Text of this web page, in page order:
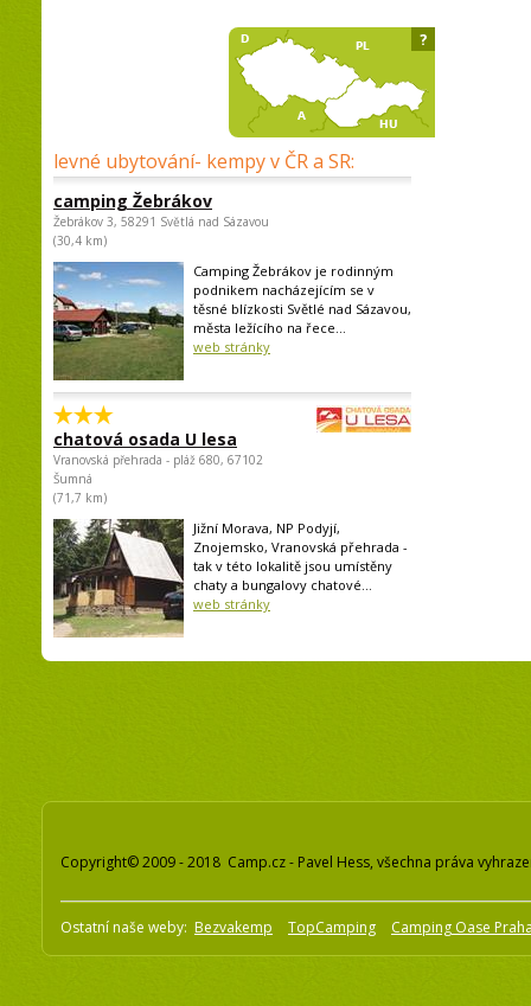
levné ubytování- kempy v ČR a SR:
camping Žebrákov
Žebrákov 3, 58291 Světlá nad Sázavou
(30,4 km)
Camping Žebrákov je rodinným
podnikem nacházejícím se v
těsné blízkosti Světlé nad Sázavou,
města ležícího na řece...
web stránky
chatová osada U lesa
Vranovská přehrada - pláž 680, 67102
Šumná
(71,7 km)
Jižní Morava, NP Podyjí,
Znojemsko, Vranovská přehrada -
tak v této lokalitě jsou umístěny
chaty a bungalovy chatové...
web stránky
?
Copyright© 2009 - 2018 Camp.cz - Pavel Hess, všechna práva
Ostatní naše weby: Bezvakemp TopCamping Camping Oase